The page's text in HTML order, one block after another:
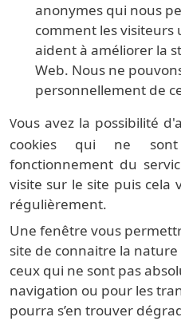
anonymes qui nous
comment les
aident à améliorer la
Web. Nous ne
personnellement de
Vous avez la possibilité
cookies qui ne
fonctionnement du
visite sur le site puis cela
régulièrement.
Une fenêtre vous
site de connaitre la
ceux qui ne sont pas
navigation ou pour les
pourra s’en trouver